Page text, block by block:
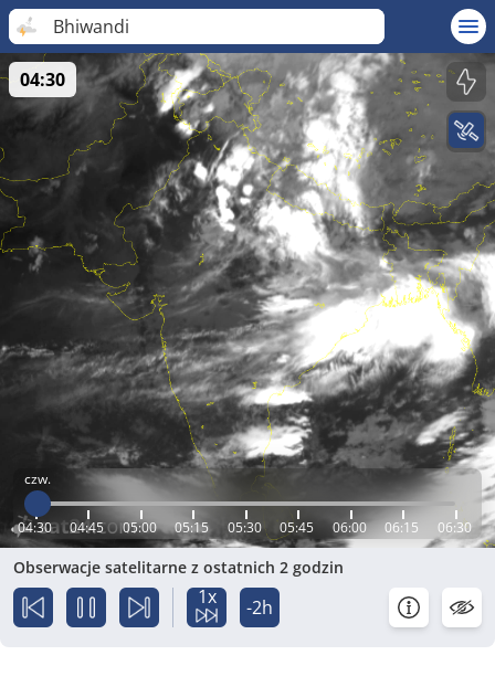
Bhiwandi
czw.
04:30 04:45 05:00 05:15 05:30 05:45 06:00 06:15 06:30
04:30
Obserwacje satelitarne z ostatnich 2 godzin
1x -2h